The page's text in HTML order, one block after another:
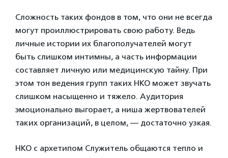
Сложность таких фондов в том, что они не всегда
могут проиллюстрировать свою работу. Ведь
личные истории их благополучателей могут
быть слишком интимны, а часть информации
составляет личную или медицинскую тайну. При
этом тон ведения групп таких НКО может звучать
слишком насыщенно и тяжело. Аудитория
эмоционально выгорает, а ниша жертвователей
таких организаций, в целом, — достаточно узкая.
НКО с архетипом Служитель общаются тепло и